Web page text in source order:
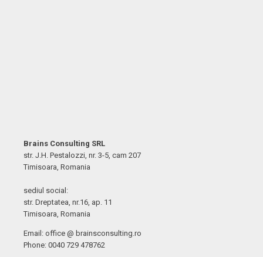
Brains Consulting SRL
str. J.H. Pestalozzi, nr. 3-5, cam 207
Timisoara, Romania
sediul social:
str. Dreptatea, nr.16, ap. 11
Timisoara, Romania
Email: office @ brainsconsulting.ro
Phone: 0040 729 478762